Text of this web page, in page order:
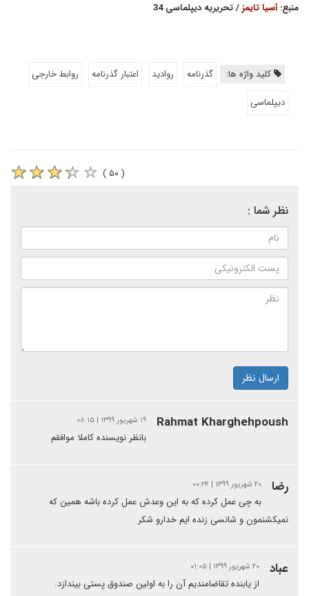
منبع:آسیا تایمز/ تحریریه دیپلماسی 34
کلید واژه ها: گذرنامه روادید اعتبار گذرنامه
روابط خارجی
دیپلماسی
( ۵۰ )
نظر شما :
ارسال نظر
Rahmat Kharghehpoush ۱۹ شهریور ۱۳۹۹ | ۰۸:۱۵
بانظر نویسنده کاملا موافقم
رضا ۲۰ شهریور ۱۳۹۹ | ۰۰:۲۴
به چی عمل کرده که به این وعدش عمل کرده باشه همین که
نمیکشنمون و شانسی زنده ایم خدارو شکر
عباد ۲۰ شهریور ۱۳۹۹ | ۰۱:۰۵
از یابنده تقاضامندیم آن را به اولین صندوق پستی بیندازد.